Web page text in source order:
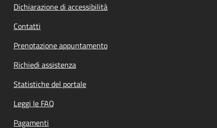
Dichiarazione di accessibilità
Contatti
Prenotazione appuntamento
Richiedi assistenza
Statistiche del portale
Leggi le FAQ
Pagamenti